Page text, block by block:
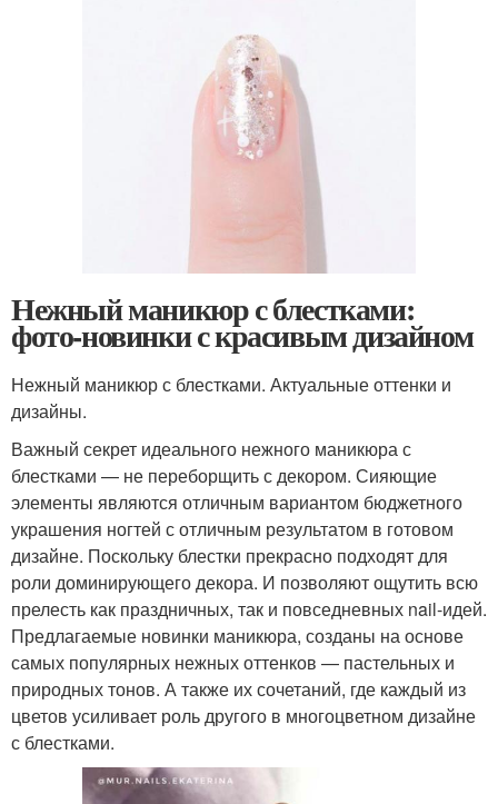
Нежный маникюр с блестками:
фото-новинки с красивым дизайном
Нежный маникюр с блестками. Актуальные оттенки и
дизайны.
Важный секрет идеального нежного маникюра с
блестками — не переборщить с декором. Сияющие
элементы являются отличным вариантом бюджетного
украшения ногтей с отличным результатом в готовом
дизайне. Поскольку блестки прекрасно подходят для
роли доминирующего декора. И позволяют ощутить всю
прелесть как праздничных, так и повседневных nail-идей.
Предлагаемые новинки маникюра, созданы на основе
самых популярных нежных оттенков — пастельных и
природных тонов. А также их сочетаний, где каждый из
цветов усиливает роль другого в многоцветном дизайне
с блестками.